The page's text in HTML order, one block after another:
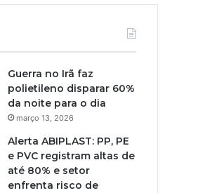
Guerra no Irã faz
polietileno disparar 60%
da noite para o dia
março 13, 2026
Alerta ABIPLAST: PP, PE
e PVC registram altas de
até 80% e setor
enfrenta risco de